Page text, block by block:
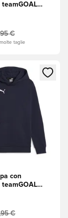
€
taglie
come
modale
con
€